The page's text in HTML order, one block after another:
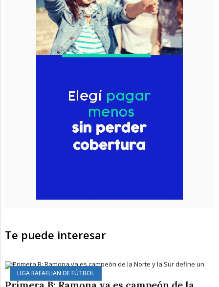
Te puede interesar
LIGA RAFAELIAN DE FÚTBOL